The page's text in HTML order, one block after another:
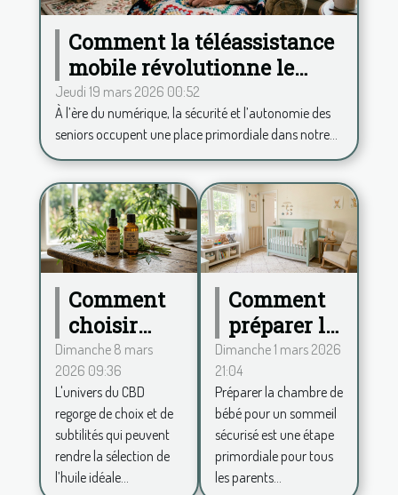
Comment la téléassistance
mobile révolutionne le
quotidien des seniors ?
Jeudi 19 mars 2026 00:52
À l’ère du numérique, la sécurité et l’autonomie des
seniors occupent une place primordiale dans notre...
Comment
choisir
entre
spectre
complet et
large pour
votre huile
de CBD ?
Dimanche 8 mars
2026 09:36
L'univers du CBD
regorge de choix et de
subtilités qui peuvent
rendre la sélection de
l’huile idéale...
Comment
préparer la
chambre
de bébé
pour un
sommeil
sécurisé ?
Dimanche 1 mars 2026
21:04
Préparer la chambre de
bébé pour un sommeil
sécurisé est une étape
primordiale pour tous
les parents...